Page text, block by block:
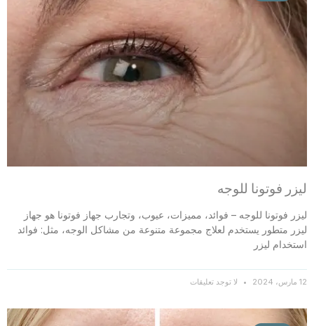
ليزر فوتونا للوجه
ليزر فوتونا للوجه – فوائد، مميزات، عيوب، وتجارب جهاز فوتونا هو جهاز
ليزر متطور يستخدم لعلاج مجموعة متنوعة من مشاكل الوجه، مثل: فوائد
استخدام ليزر
12 مارس، 2024 لا توجد تعليقات